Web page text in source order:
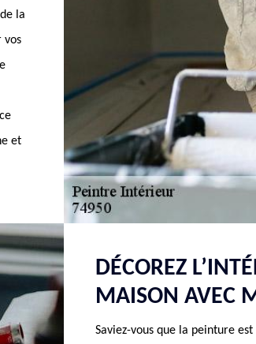
la
vos
et
DÉCOREZ
MAISON AVEC
Saviez-vous que la peinture